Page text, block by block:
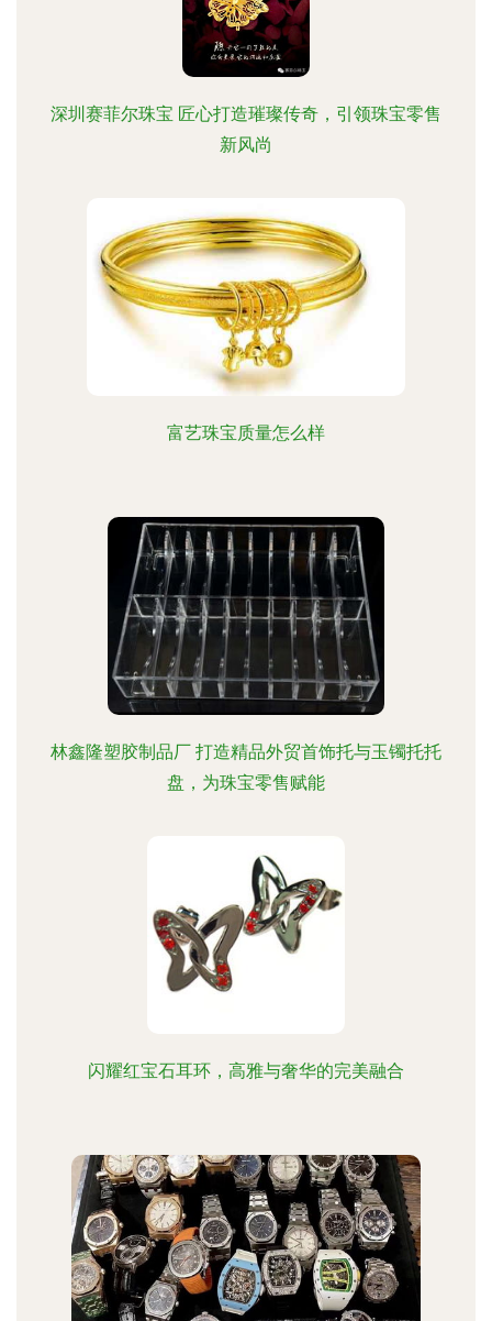
深圳赛菲尔珠宝 匠心打造璀璨传奇，引领珠宝零售
新风尚
富艺珠宝质量怎么样
林鑫隆塑胶制品厂 打造精品外贸首饰托与玉镯托托
盘，为珠宝零售赋能
闪耀红宝石耳环，高雅与奢华的完美融合